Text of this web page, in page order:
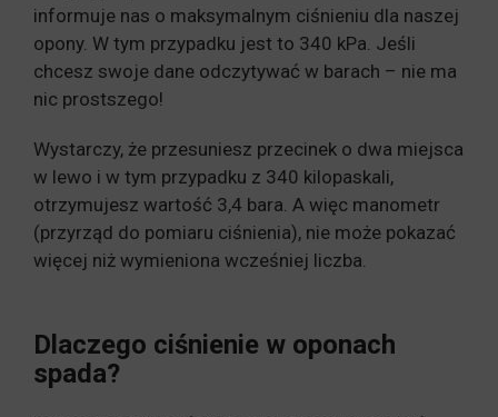
informuje nas o maksymalnym ciśnieniu dla naszej
opony. W tym przypadku jest to 340 kPa. Jeśli
chcesz swoje dane odczytywać w barach – nie ma
nic prostszego!
Wystarczy, że przesuniesz przecinek o dwa miejsca
w lewo i w tym przypadku z 340 kilopaskali,
otrzymujesz wartość 3,4 bara. A więc manometr
(przyrząd do pomiaru ciśnienia), nie może pokazać
więcej niż wymieniona wcześniej liczba.
Dlaczego ciśnienie w oponach
spada?